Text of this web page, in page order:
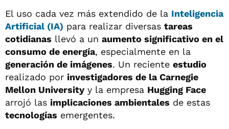
El uso cada vez más extendido de la Inteligencia
Artificial (IA) para realizar diversas tareas
cotidianas llevó a un aumento significativo en el
consumo de energía, especialmente en la
generación de imágenes. Un reciente estudio
realizado por investigadores de la Carnegie
Mellon University y la empresa Hugging Face
arrojó las implicaciones ambientales de estas
tecnologías emergentes.